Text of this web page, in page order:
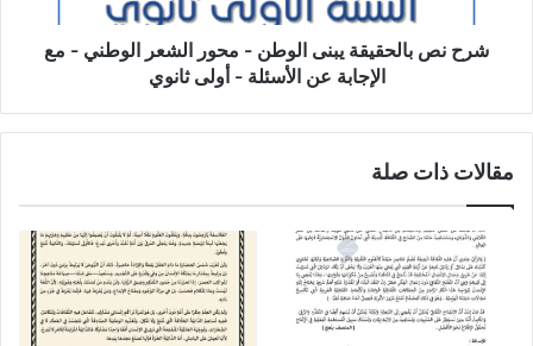
الوطني
عن
-
شرح نص بالحقيقة يبنى الوطن - محور الشعر الوطني - مع
الإجابة عن الأسئلة - أولى ثانوي
مقالات ذات صلة